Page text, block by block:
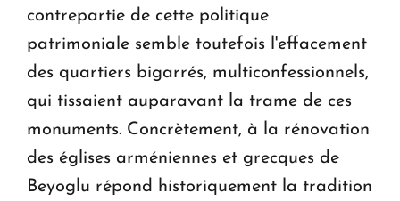
contrepartie de cette politique
patrimoniale semble toutefois l'effacement
des quartiers bigarrés, multiconfessionnels,
qui tissaient auparavant la trame de ces
monuments. Concrètement, à la rénovation
des églises arméniennes et grecques de
Beyoglu répond historiquement la tradition